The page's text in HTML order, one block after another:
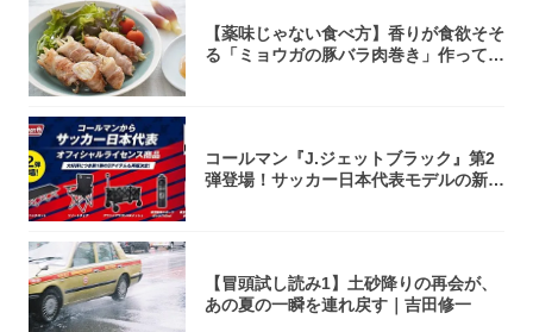
【薬味じゃない食べ方】香りが食欲そそ
る「ミョウガの豚バラ肉巻き」作ってみ
コールマン『J.ジェットブラック』第2
弾登場！サッカー日本代表モデルの新作
【冒頭試し読み1】土砂降りの再会が、
あの夏の一瞬を連れ戻す｜吉田修一